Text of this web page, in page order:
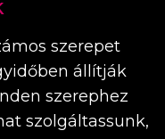
szerepet
állítják
szerephez
szolgáltassunk,